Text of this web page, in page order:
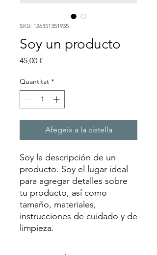
SKU: 126351351935
Soy un producto
45,00 €
Quantitat *
Afegeix a la cistella
Soy la descripción de un
producto. Soy el lugar ideal
para agregar detalles sobre
tu producto, así como
tamaño, materiales,
instrucciones de cuidado y de
limpieza.